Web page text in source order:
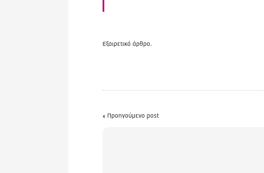
Εξαιρετικό άρθρο.
« Προηγούμενο post